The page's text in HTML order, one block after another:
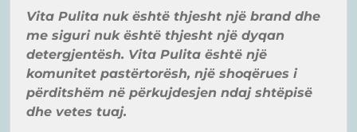
Vita Pulita nuk është thjesht një brand dhe
me siguri nuk është thjesht një dyqan
detergjentësh. Vita Pulita është një
komunitet pastërtorësh, një shoqërues i
përditshëm në përkujdesjen ndaj shtëpisë
dhe vetes tuaj.